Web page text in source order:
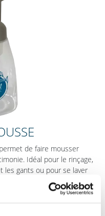
de faire mousser
Idéal pour le rinçage,
les gants ou pour se laver
est particulièrement
parfums spéciaux pour